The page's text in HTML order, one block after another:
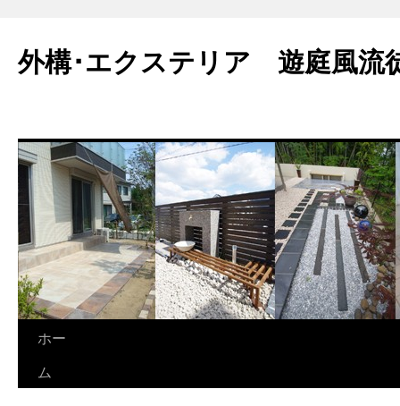
外構･エクステリア 遊庭風流
ホー
ム